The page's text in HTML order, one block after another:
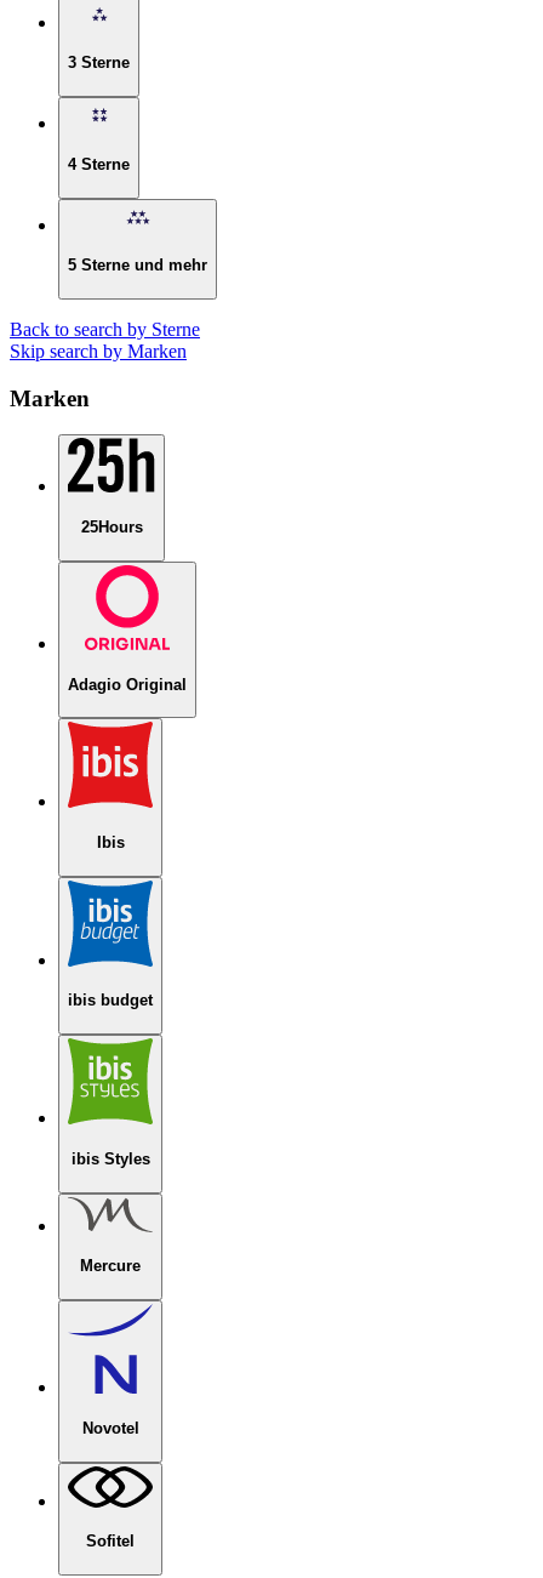
3 Sterne
4 Sterne
5 Sterne und mehr
Back to search by Sterne
Skip search by Marken
Marken
25Hours
Adagio Original
Ibis
ibis budget
ibis Styles
Mercure
Novotel
Sofitel